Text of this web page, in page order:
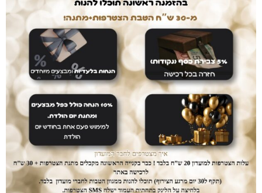
עם dogstar אין צורך לצאת מהבית. המשלוח יגיע
אליכם עד הבית ללא עלות נוספת.
דואגים לבטחון שלכם
רכישה בטוחה
ממשק הזמנות מאובטח ונגיש אשר יחסוך לכם זמן יקר
בהזמנת המוצרים.